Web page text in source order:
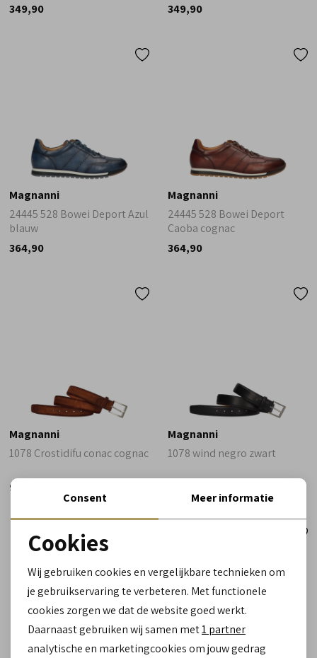
349,90
349,90
Magnanni
24445 528 Bowei Deport Azul
blauw
364,90
Magnanni
24445 528 Bowei Deport
Caoba cognac
364,90
Magnanni
1078 Crostidifu conac cognac
99,90
Magnanni
1078 wind negro zwart
Noodzakelijke cookies
Analytische cookies
Marketing cookies
Consent Meer informatie
Cookies
Wij gebruiken cookies en vergelijkbare technieken om
je gebruikservaring te verbeteren. Met functionele
cookies zorgen we dat de website goed werkt.
Daarnaast gebruiken wij samen met1 partner
analytische en marketingcookies om jouw gedrag